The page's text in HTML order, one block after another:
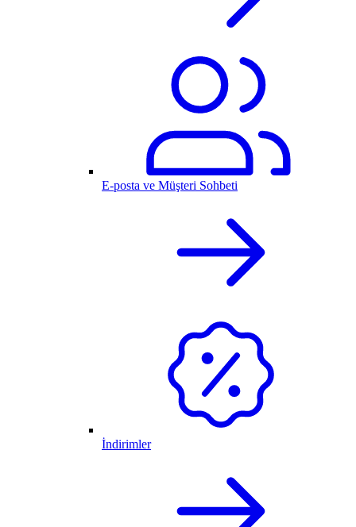
E-posta ve Müşteri Sohbeti
İndirimler